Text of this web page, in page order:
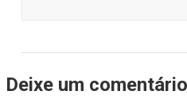
Deixe um comentário